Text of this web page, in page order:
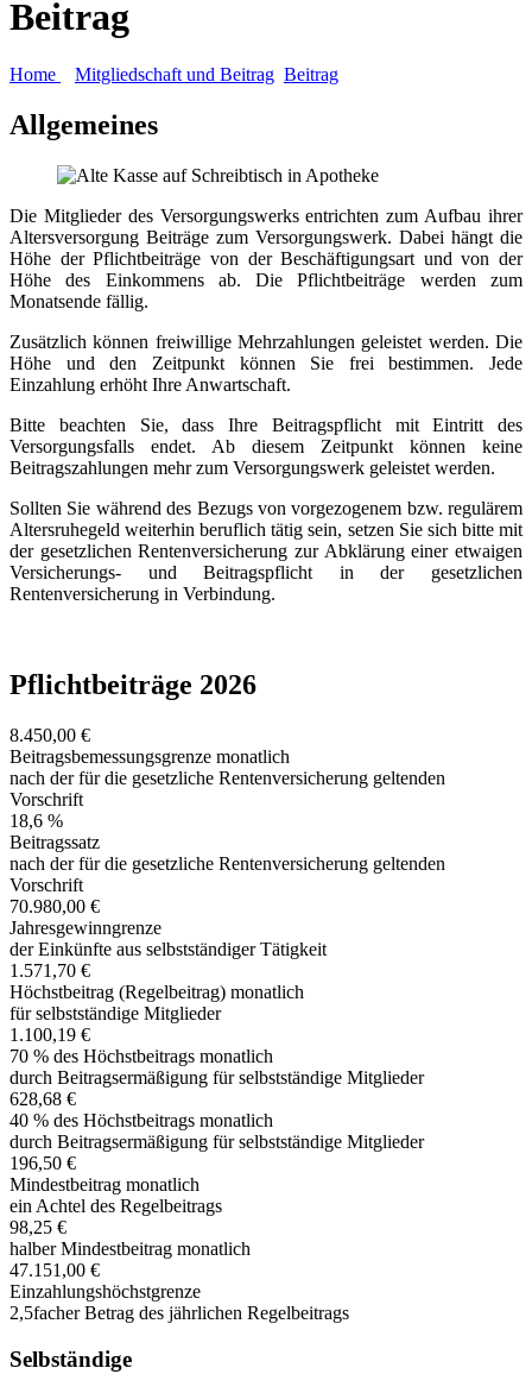
Beitrag
Home Mitgliedschaft und Beitrag Beitrag
Allgemeines
Die Mitglieder des Versorgungswerks entrichten zum Aufbau ihrer
Altersversorgung Beiträge zum Versorgungswerk. Dabei hängt die
Höhe der Pflichtbeiträge von der Beschäftigungsart und von der
Höhe des Einkommens ab. Die Pflichtbeiträge werden zum
Monatsende fällig.
Zusätzlich können freiwillige Mehrzahlungen geleistet werden. Die
Höhe und den Zeitpunkt können Sie frei bestimmen. Jede
Einzahlung erhöht Ihre Anwartschaft.
Bitte beachten Sie, dass Ihre Beitragspflicht mit Eintritt des
Versorgungsfalls endet. Ab diesem Zeitpunkt können keine
Beitragszahlungen mehr zum Versorgungswerk geleistet werden.
Sollten Sie während des Bezugs von vorgezogenem bzw. regulärem
Altersruhegeld weiterhin beruflich tätig sein, setzen Sie sich bitte mit
der gesetzlichen Rentenversicherung zur Abklärung einer etwaigen
Versicherungs- und Beitragspflicht in der gesetzlichen
Rentenversicherung in Verbindung.
Pflichtbeiträge 2026
8.450,00 €
Beitragsbemessungsgrenze monatlich
nach der für die gesetzliche Rentenversicherung geltenden
Vorschrift
18,6 %
Beitragssatz
nach der für die gesetzliche Rentenversicherung geltenden
Vorschrift
70.980,00 €
Jahresgewinngrenze
der Einkünfte aus selbstständiger Tätigkeit
1.571,70 €
Höchstbeitrag (Regelbeitrag) monatlich
für selbstständige Mitglieder
1.100,19 €
70 % des Höchstbeitrags monatlich
durch Beitragsermäßigung für selbstständige Mitglieder
628,68 €
40 % des Höchstbeitrags monatlich
durch Beitragsermäßigung für selbstständige Mitglieder
196,50 €
Mindestbeitrag monatlich
ein Achtel des Regelbeitrags
98,25 €
halber Mindestbeitrag monatlich
47.151,00 €
Einzahlungshöchstgrenze
2,5facher Betrag des jährlichen Regelbeitrags
Selbständige